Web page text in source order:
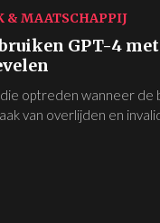
& MAATSCHAPPIJ
GPT-4
optreden wanneer
van overlijden en